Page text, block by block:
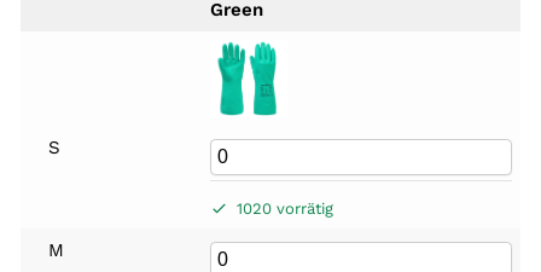
Green
S
1020 vorrätig
M